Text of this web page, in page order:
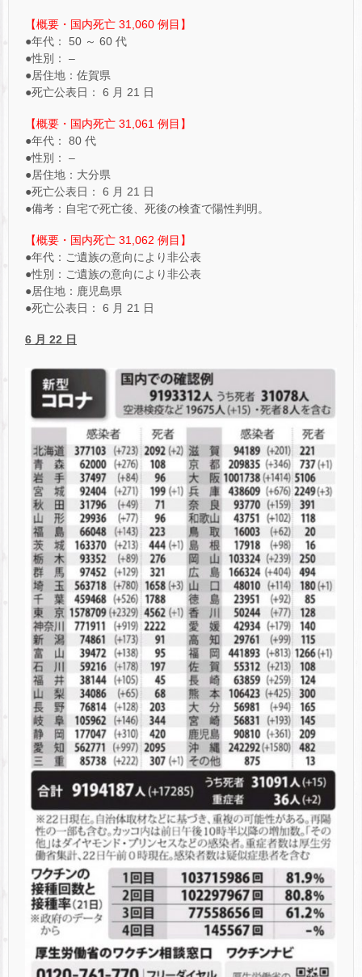
【概要・国内死亡 31,060 例目】
●年代： 50 ～ 60 代
●性別： –
●居住地：佐賀県
●死亡公表日： 6 月 21 日
【概要・国内死亡 31,061 例目】
●年代： 80 代
●性別： –
●居住地：大分県
●死亡公表日： 6 月 21 日
●備考：自宅で死亡後、死後の検査で陽性判明。
【概要・国内死亡 31,062 例目】
●年代：ご遺族の意向により非公表
●性別：ご遺族の意向により非公表
●居住地：鹿児島県
●死亡公表日： 6 月 21 日
6 月 22 日